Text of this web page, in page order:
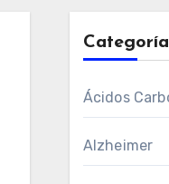
Ácidos
Alzheimer